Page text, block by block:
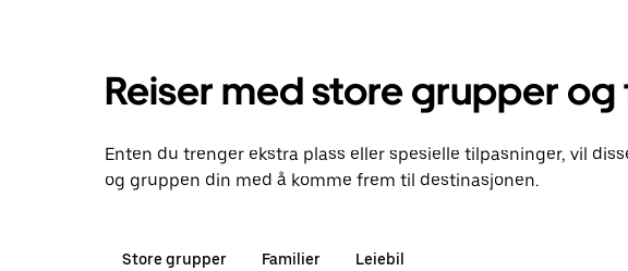
Reiser med store grupper
Enten du trenger ekstra plass eller spesielle tilpasninger, vil
og gruppen din med å komme frem til destinasjonen.
Store grupper Familier Leiebil